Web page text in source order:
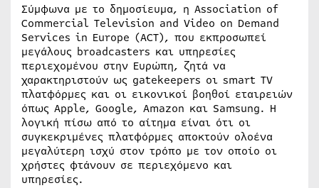
Σύμφωνα με το δημοσίευμα, η Association of
Commercial Television and Video on Demand
Services in Europe (ACT), που εκπροσωπεί
μεγάλους broadcasters και υπηρεσίες
περιεχομένου στην Ευρώπη, ζητά να
χαρακτηριστούν ως gatekeepers οι smart TV
πλατφόρμες και οι εικονικοί βοηθοί εταιρειών
όπως Apple, Google, Amazon και Samsung. Η
λογική πίσω από το αίτημα είναι ότι οι
συγκεκριμένες πλατφόρμες αποκτούν ολοένα
μεγαλύτερη ισχύ στον τρόπο με τον οποίο οι
χρήστες φτάνουν σε περιεχόμενο και
υπηρεσίες.